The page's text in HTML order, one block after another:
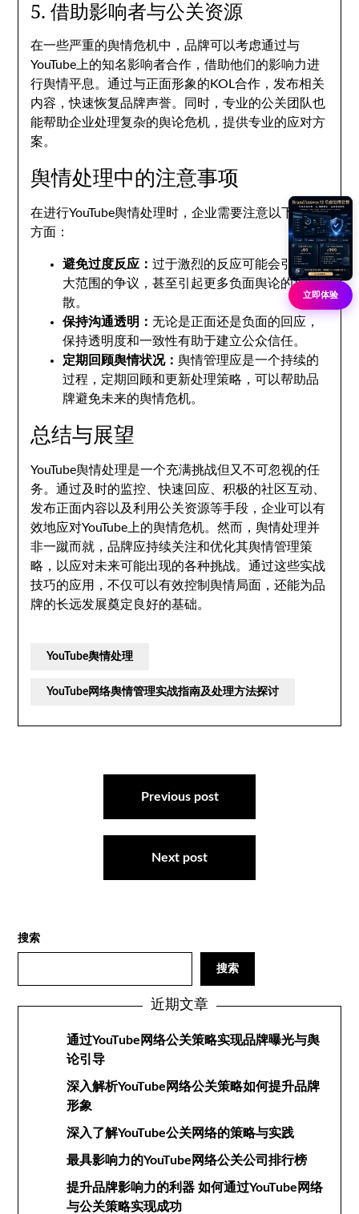
5. 借助影响者与公关资源
在一些严重的舆情危机中，品牌可以考虑通过与
YouTube上的知名影响者合作，借助他们的影响力进
行舆情平息。通过与正面形象的KOL合作，发布相关
内容，快速恢复品牌声誉。同时，专业的公关团队也
能帮助企业处理复杂的舆论危机，提供专业的应对方
案。
舆情处理中的注意事项
在进行YouTube舆情处理时，企业需要注意以下几个
方面：
避免过度反应：过于激烈的反应可能会引发更
大范围的争议，甚至引起更多负面舆论的扩
散。
保持沟通透明：无论是正面还是负面的回应，
保持透明度和一致性有助于建立公众信任。
定期回顾舆情状况：舆情管理应是一个持续的
过程，定期回顾和更新处理策略，可以帮助品
牌避免未来的舆情危机。
总结与展望
YouTube舆情处理是一个充满挑战但又不可忽视的任
务。通过及时的监控、快速回应、积极的社区互动、
发布正面内容以及利用公关资源等手段，企业可以有
效地应对YouTube上的舆情危机。然而，舆情处理并
非一蹴而就，品牌应持续关注和优化其舆情管理策
略，以应对未来可能出现的各种挑战。通过这些实战
技巧的应用，不仅可以有效控制舆情局面，还能为品
牌的长远发展奠定良好的基础。
YouTube舆情处理
YouTube网络舆情管理实战指南及处理方法探讨
Previous post
Next post
搜索
搜索
近期文章
通过YouTube网络公关策略实现品牌曝光与舆
论引导
深入解析YouTube网络公关策略如何提升品牌
形象
深入了解YouTube公关网络的策略与实践
最具影响力的YouTube网络公关公司排行榜
提升品牌影响力的利器 如何通过YouTube网络
与公关策略实现成功
立即体验